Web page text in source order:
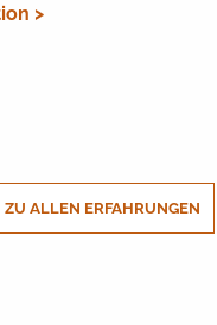
>
ZU ALLEN ERFAHRUNGEN